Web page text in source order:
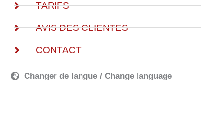
TARIFS
AVIS DES CLIENTES
CONTACT
Changer de langue / Change language